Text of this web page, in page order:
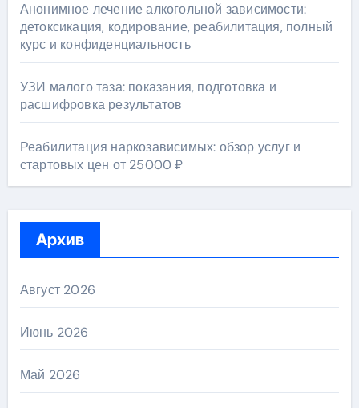
Анонимное лечение алкогольной зависимости:
детоксикация, кодирование, реабилитация, полный
курс и конфиденциальность
УЗИ малого таза: показания, подготовка и
расшифровка результатов
Реабилитация наркозависимых: обзор услуг и
стартовых цен от 25000 ₽
Архив
Август 2026
Июнь 2026
Май 2026